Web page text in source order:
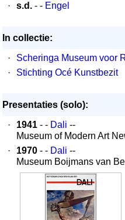
·
s.d. - - Engel
In collectie:
·
Scheringa Museum voor
·
Stichting Océ Kunstbezit
Presentaties (solo):
·
1941 - - Dali --
Museum of Modern Art
·
1970 - - Dali --
Museum Boijmans van